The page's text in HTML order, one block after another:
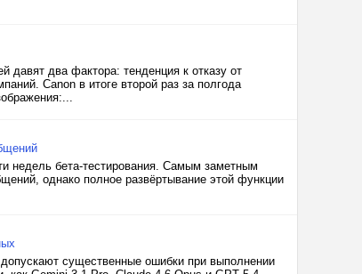
давят два фактора: тенденция к отказу от
Canon в итоге второй раз за полгода
недель бета-тестирования. Самым заметным
однако полное развёртывание этой функции
существенные ошибки при выполнении